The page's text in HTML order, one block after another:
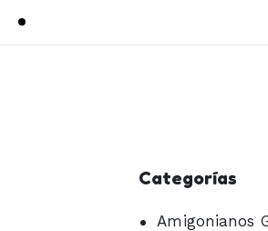
Categorías
Amigonianos